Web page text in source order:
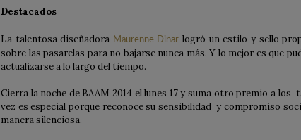
Destacados
La talentosa diseñadora Maurenne Dinar logró un estilo y sello
sobre las pasarelas para no bajarse nunca más. Y lo mejor es que
actualizarse a lo largo del tiempo.
Cierra la noche de BAAM 2014 el lunes 17 y suma otro premio a
vez es especial porque reconoce su sensibilidad y compromiso
manera silenciosa.